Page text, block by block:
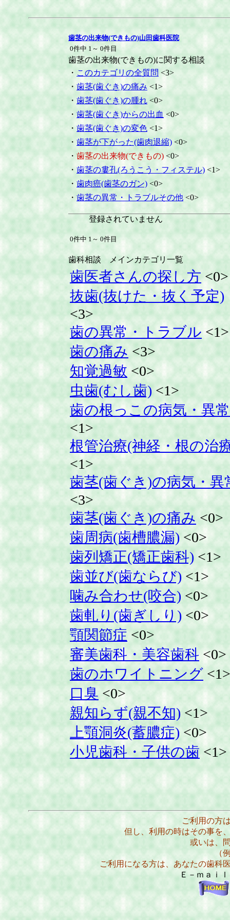
歯茎の出来物(できもの)山田歯科医院
0件中 1～ 0件目
歯茎の出来物(できもの)に関する相談
・ このカテゴリの全質問 <3>
・ 歯茎(歯ぐき)の痛み <1>
・ 歯茎(歯ぐき)の腫れ <0>
・ 歯茎(歯ぐき)からの出血 <0>
・ 歯茎(歯ぐき)の変色 <1>
・ 歯茎が下がった(歯肉退縮) <0>
・ 歯茎の出来物(できもの) <0>
・ 歯茎の婁孔(ろうこう・フィステル) <1>
・ 歯肉癌(歯茎のガン) <0>
・ 歯茎の異常・トラブルその他 <0>
登録されていません
0件中 1～ 0件目
歯科相談 メインカテゴリ一覧
歯医者さんの探し方 <0>
抜歯(抜けた・抜く予定)
<3>
歯の異常・トラブル <1>
歯の痛み <3>
知覚過敏 <0>
虫歯(むし歯) <1>
歯の根っこの病気・異常
<1>
根管治療(神経・根の治
<1>
歯茎(歯ぐき)の病気・異
<3>
歯茎(歯ぐき)の痛み <0>
歯周病(歯槽膿漏) <0>
歯列矯正(矯正歯科) <1>
歯並び(歯ならび) <1>
噛み合わせ(咬合) <0>
歯軋り(歯ぎしり) <0>
顎関節症 <0>
審美歯科・美容歯科<0>
歯のホワイトニング <1>
口臭 <0>
親知らず(親不知) <1>
上顎洞炎(蓄膿症) <0>
小児歯科・子供の歯 <1>
ご利用の方
但し、利用の時はその事を
或いは、
（
ご利用になる方は、あなたの歯科
Ｅ－ｍａｉ